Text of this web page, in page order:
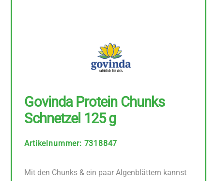
Govinda Protein Chunks
Schnetzel 125 g
Artikelnummer: 7318847
Mit den Chunks & ein paar Algenblättern kannst